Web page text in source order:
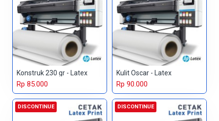
Konstruk 230 gr - Latex
Rp 85.000
Kulit Oscar - Latex
Rp 90.000
DISCONTINUE DISCONTINUE